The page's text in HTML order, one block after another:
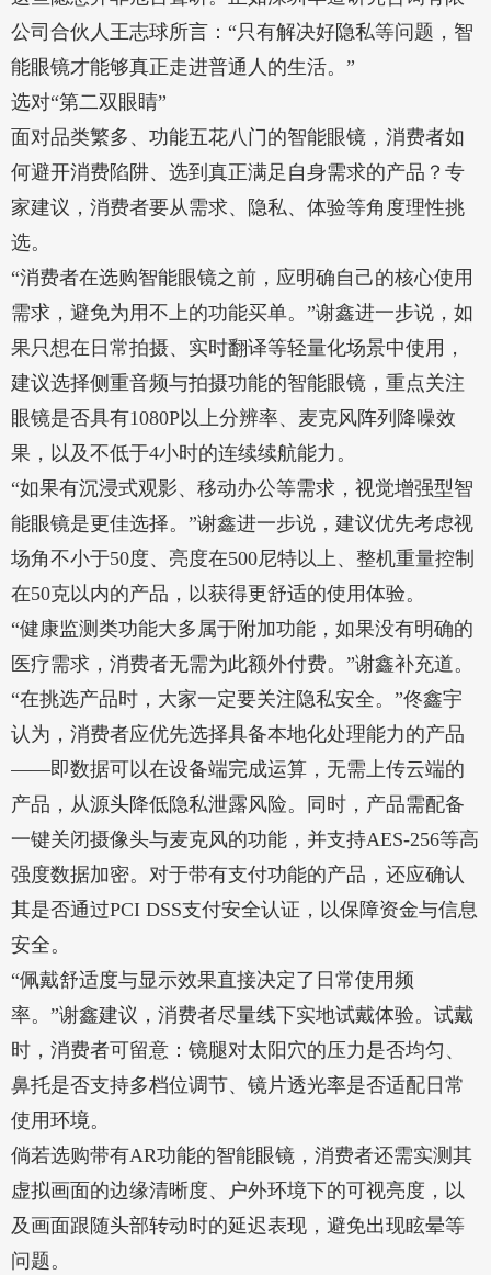
公司合伙人王志球所言：“只有解决好隐私等问题，智
能眼镜才能够真正走进普通人的生活。”
选对“第二双眼睛”
面对品类繁多、功能五花八门的智能眼镜，消费者如
何避开消费陷阱、选到真正满足自身需求的产品？专
家建议，消费者要从需求、隐私、体验等角度理性挑
选。
“消费者在选购智能眼镜之前，应明确自己的核心使用
需求，避免为用不上的功能买单。”谢鑫进一步说，如
果只想在日常拍摄、实时翻译等轻量化场景中使用，
建议选择侧重音频与拍摄功能的智能眼镜，重点关注
眼镜是否具有1080P以上分辨率、麦克风阵列降噪效
果，以及不低于4小时的连续续航能力。
“如果有沉浸式观影、移动办公等需求，视觉增强型智
能眼镜是更佳选择。”谢鑫进一步说，建议优先考虑视
场角不小于50度、亮度在500尼特以上、整机重量控制
在50克以内的产品，以获得更舒适的使用体验。
“健康监测类功能大多属于附加功能，如果没有明确的
医疗需求，消费者无需为此额外付费。”谢鑫补充道。
“在挑选产品时，大家一定要关注隐私安全。”佟鑫宇
认为，消费者应优先选择具备本地化处理能力的产品
——即数据可以在设备端完成运算，无需上传云端的
产品，从源头降低隐私泄露风险。同时，产品需配备
一键关闭摄像头与麦克风的功能，并支持AES-256等高
强度数据加密。对于带有支付功能的产品，还应确认
其是否通过PCI DSS支付安全认证，以保障资金与信息
安全。
“佩戴舒适度与显示效果直接决定了日常使用频
率。”谢鑫建议，消费者尽量线下实地试戴体验。试戴
时，消费者可留意：镜腿对太阳穴的压力是否均匀、
鼻托是否支持多档位调节、镜片透光率是否适配日常
使用环境。
倘若选购带有AR功能的智能眼镜，消费者还需实测其
虚拟画面的边缘清晰度、户外环境下的可视亮度，以
及画面跟随头部转动时的延迟表现，避免出现眩晕等
问题。